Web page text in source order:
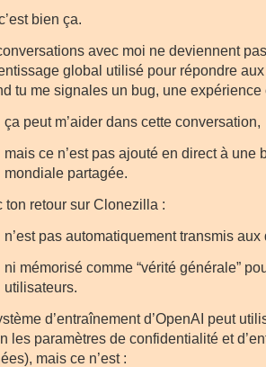
bien ça.
avec moi ne deviennent
global utilisé pour répondre
tu me signales un bug, une expérience
ça peut m’aider dans cette conversation,
mais ce n’est pas ajouté en direct à une
mondiale partagée.
ton retour sur Clonezilla :
n’est pas automatiquement transmis
ni mémorisé comme “vérité générale”
utilisateurs.
d’entraînement d’OpenAI peut
les paramètres de confidentialité et
mais ce n’est :